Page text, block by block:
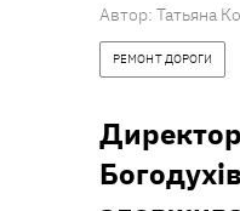
Автор: Татьяна
РЕМОНТ ДОРОГИ